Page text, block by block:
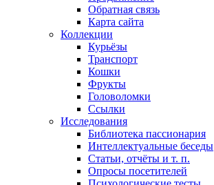
Обратная связь
Карта сайта
Коллекции
Курьёзы
Транспорт
Кошки
Фрукты
Головоломки
Ссылки
Исследования
Библиотека пассионария
Интеллектуальные беседы
Статьи, отчёты и т. п.
Опросы посетителей